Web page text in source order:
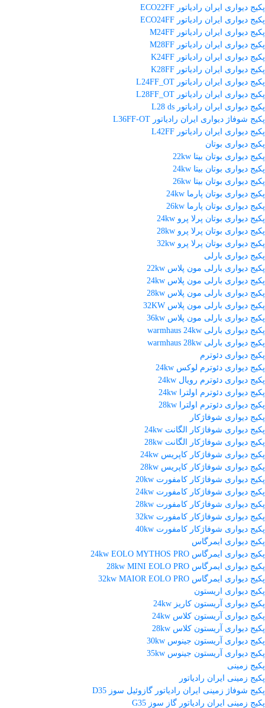
پکیج دیواری ایران رادیاتور ECO22FF
پکیج دیواری ایران رادیاتور ECO24FF
پکیج دیواری ایران رادیاتور M24FF
پکیج دیواری ایران رادیاتور M28FF
پکیج دیواری ایران رادیاتور K24FF
پکیج دیواری ایران رادیاتور K28FF
پکیج دیواری ایران رادیاتور L24FF_OT
پکیج دیواری ایران رادیاتور L28FF_OT
پکیج دیواری ایران رادیاتور L28 ds
پکیج شوفاژ دیواری ایران رادیاتور L36FF-OT
پکیج دیواری ایران رادیاتور L42FF
پکیج دیواری بوتان
پکیج دیواری بوتان بیتا 22kw
پکیج دیواری بوتان بیتا 24kw
پکیج دیواری بوتان بیتا 26kw
پکیج دیواری بوتان پارما 24kw
پکیج دیواری بوتان پارما 26kw
پکیج دیواری بوتان پرلا پرو 24kw
پکیج دیواری بوتان پرلا پرو 28kw
پکیج دیواری بوتان پرلا پرو 32kw
پکیج دیواری بارلی
پکیج دیواری بارلی مون پلاس 22kw
پکیج دیواری بارلی مون پلاس 24kw
پکیج دیواری بارلی مون پلاس 28kw
پکیج دیواری بارلی مون پلاس 32KW
پکیج دیواری بارلی مون پلاس 36kw
پکیج دیواری بارلی warmhaus 24kw
پکیج دیواری بارلی warmhaus 28kw
پکیج دیواری دئوترم
پکیج دیواری دئوترم لوکس 24kw
پکیج دیواری دئوترم رویال 24kw
پکیج دیواری دئوترم اولترا 24kw
پکیج دیواری دئوترم اولترا 28kw
پکیج دیواری شوفاژکار
پکیج دیواری شوفاژکار الگانت 24kw
پکیج دیواری شوفاژکار الگانت 28kw
پکیج دیواری شوفاژکار کاپریس 24kw
پکیج دیواری شوفاژکار کاپریس 28kw
پکیج دیواری شوفاژکار کامفورت 20kw
پکیج دیواری شوفاژکار کامفورت 24kw
پکیج دیواری شوفاژکار کامفورت 28kw
پکیج دیواری شوفاژکار کامفورت 32kw
پکیج دیواری شوفاژکار کامفورت 40kw
پکیج دیواری ایمرگاس
پکیج دیواری ایمرگاس 24kw EOLO MYTHOS PRO
پکیج دیواری ایمرگاس 28kw MINI EOLO PRO
پکیج دیواری ایمرگاس 32kw MAIOR EOLO PRO
پکیج دیواری اریستون
پکیج دیواری آریستون کاریز 24kw
پکیج دیواری آریستون کلاس 24kw
پکیج دیواری آریستون کلاس 28kw
پکیج دیواری آریستون جینوس 30kw
پکیج دیواری آریستون جینوس 35kw
پکیج زمینی
پکیج زمینی ایران رادیاتور
پکیج شوفاژ زمینی ایران رادیاتور گازوئیل سوز D35
پکیج زمینی ایران رادیاتور گاز سوز G35